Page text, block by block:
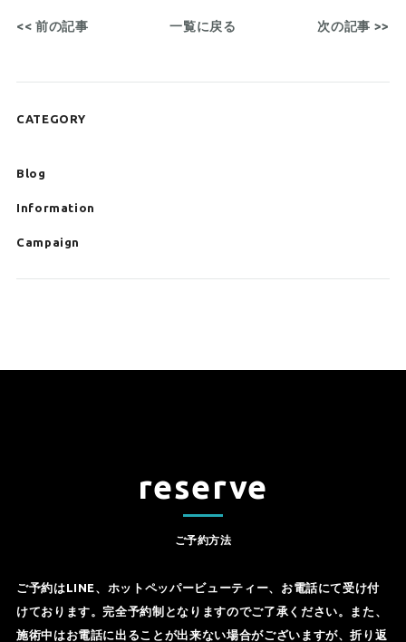
<< 前の記事 一覧に戻る 次の記事 >>
CATEGORY
Blog
Information
Campaign
reserve
ご予約方法
ご予約はLINE、ホットペッパービューティー、お電話にて受け付
けております。完全予約制となりますのでご了承ください。また、
施術中はお電話に出ることが出来ない場合がございますが、折り返